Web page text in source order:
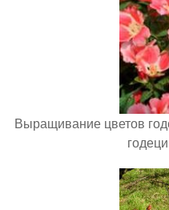
Выращивание цветов